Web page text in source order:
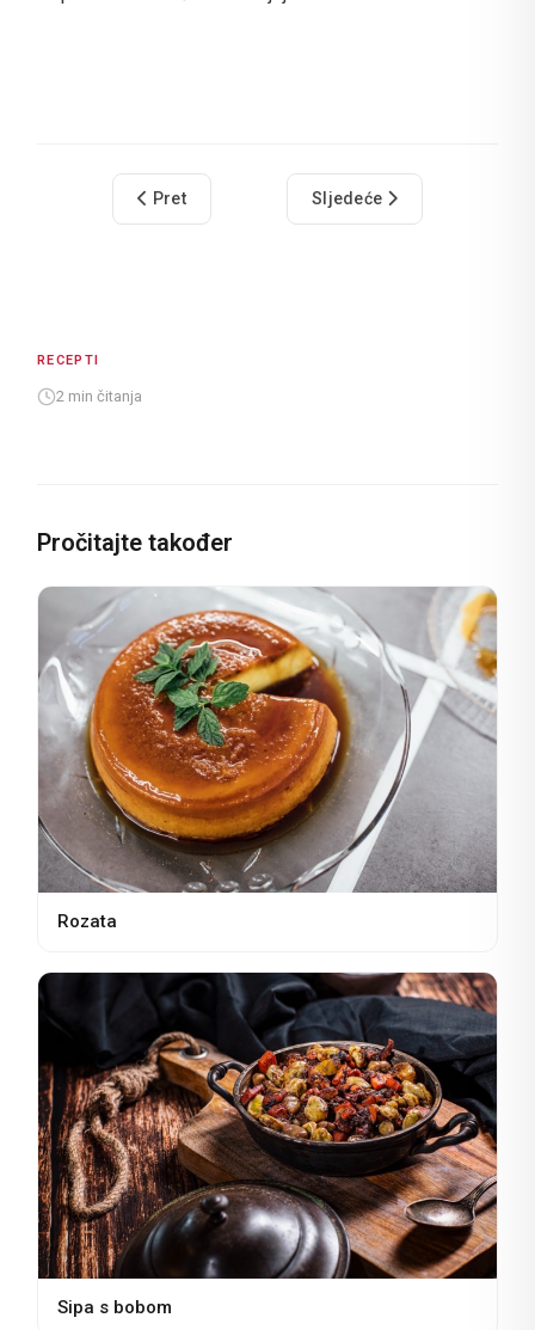
RECEPTI
2 min čitanja
Prethodni članak: Rozata
Pret Sljedeći članak: Šporki
Sljedeće
Pročitajte također
Rozata
Sipa s bobom